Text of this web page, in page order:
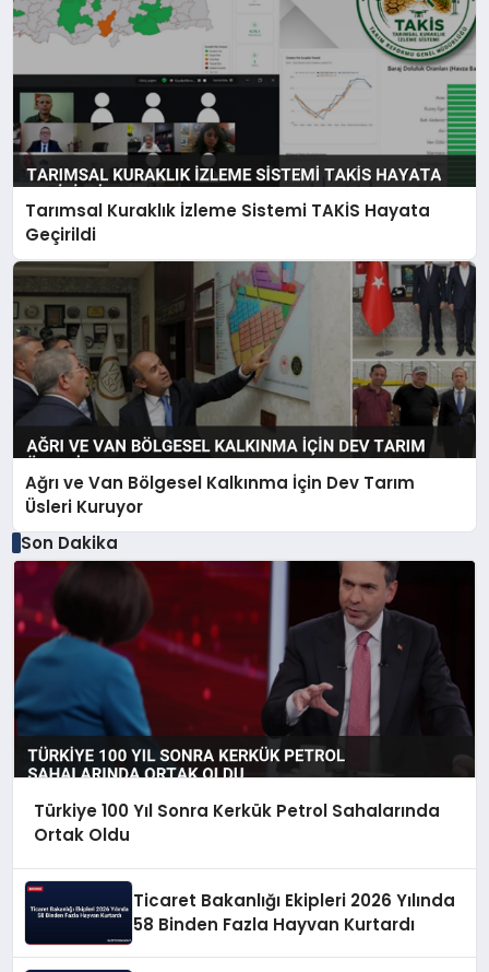
Tarımsal Kuraklık İzleme Sistemi TAKİS Hayata
Geçirildi
Ağrı ve Van Bölgesel Kalkınma İçin Dev Tarım
Üsleri Kuruyor
Son Dakika
Türkiye 100 Yıl Sonra Kerkük Petrol Sahalarında
Ortak Oldu
Ticaret Bakanlığı Ekipleri 2026 Yılında
58 Binden Fazla Hayvan Kurtardı